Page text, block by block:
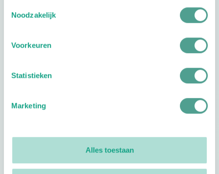
Noodzakelijk
Voorkeuren
Statistieken
Marketing
Alles toestaan
Openingstijden
Reviews 0reviews
Footer